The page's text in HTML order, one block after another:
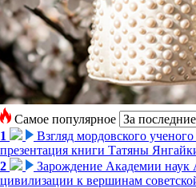
Самое популярное
1
Взгляд мордовского
презентация книги Татяны
2
Зарождение Академии наук
цивилизации к вершинам